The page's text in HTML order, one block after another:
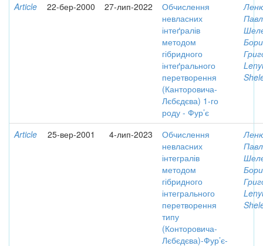
Article 22-бер-2000 27-лип-2022
Обчислення
невласних
інтеґралів
методом
гібридного
інтеґрального
перетворення
(Канторовича-
Лєбєдєва) 1-го
роду - Фур’є
Article 25-вер-2001 4-лип-2023
Обчислення
невласних
інтегралів
методом
гібридного
інтегрального
перетворення
типу
(Конторовича-
Лєбєдєва)-Фур’є-